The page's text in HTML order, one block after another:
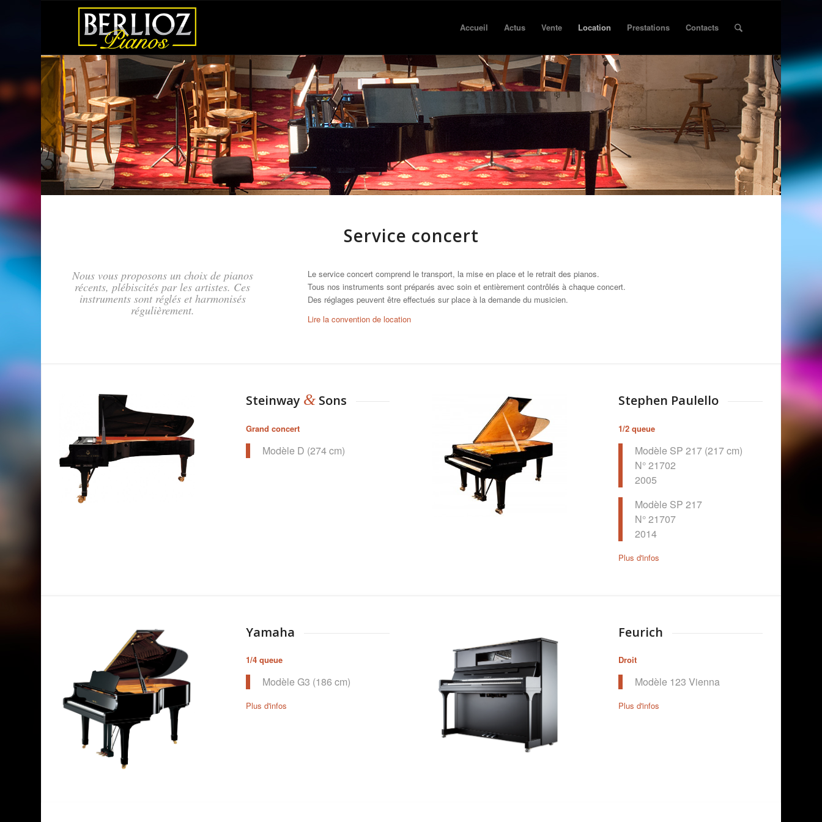
Accueil Actus Vente Location Prestations Contacts
Service concert
Nous vous proposons un choix de pianos
récents, plébiscités par les artistes. Ces
instruments sont réglés et harmonisés
régulièrement.
Le service concert comprend le transport, la mise en place et le retrait des pianos.
Tous nos instruments sont préparés avec soin et entièrement contrôlés à chaque concert.
Des réglages peuvent être effectués sur place à la demande du musicien.
Lire la convention de location
Steinway &Sons
Grand concert
Modèle D (274 cm)
Stephen Paulello
1/2 queue
Modèle SP 217 (217 cm)
N° 21702
2005
Modèle SP 217
N° 21707
2014
Plus d'infos
Yamaha
1/4 queue
Modèle G3 (186 cm)
Plus d'infos
Feurich
Droit
Modèle 123 Vienna
Plus d'infos